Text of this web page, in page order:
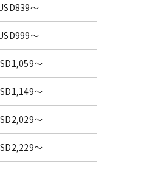
～
～
～
～
～
～